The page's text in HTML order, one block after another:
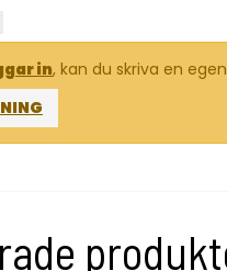
in, kan du skriva en